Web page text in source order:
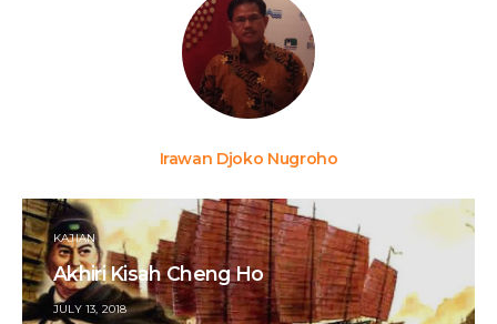
Irawan Djoko Nugroho
KAJIAN
Akhiri Kisah Cheng Ho
POSTED
JULY 13, 2018